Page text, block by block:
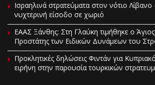
Ισραηλινά στρατεύματα στον νότιο Λίβανο
νυχτερινή είσοδο σε χωριό
EAAΣ Ξάνθης: Στη Γλαύκη τιμήθηκε ο
Προστάτης των Ειδικών Δυνάμεων του
Προκλητικές δηλώσεις Φιντάν για
ειρήνη στην παρουσία τουρκικών